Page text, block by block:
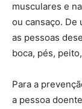
musculares e
ou cansaço. De
as pessoas
boca, pés,
Para a
a pessoa